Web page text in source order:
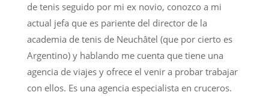
de tenis seguido por mi ex novio, conozco a mi
actual jefa que es pariente del director de la
academia de tenis de Neuchâtel (que por cierto es
Argentino) y hablando me cuenta que tiene una
agencia de viajes y ofrece el venir a probar trabajar
con ellos. Es una agencia especialista en cruceros.